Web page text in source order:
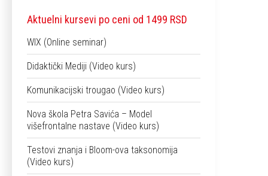
Aktuelni kursevi po ceni od 1499 RSD
WIX (Online seminar)
Didaktički Mediji (Video kurs)
Komunikacijski trougao (Video kurs)
Nova škola Petra Savića – Model
višefrontalne nastave (Video kurs)
Testovi znanja i Bloom-ova taksonomija
(Video kurs)